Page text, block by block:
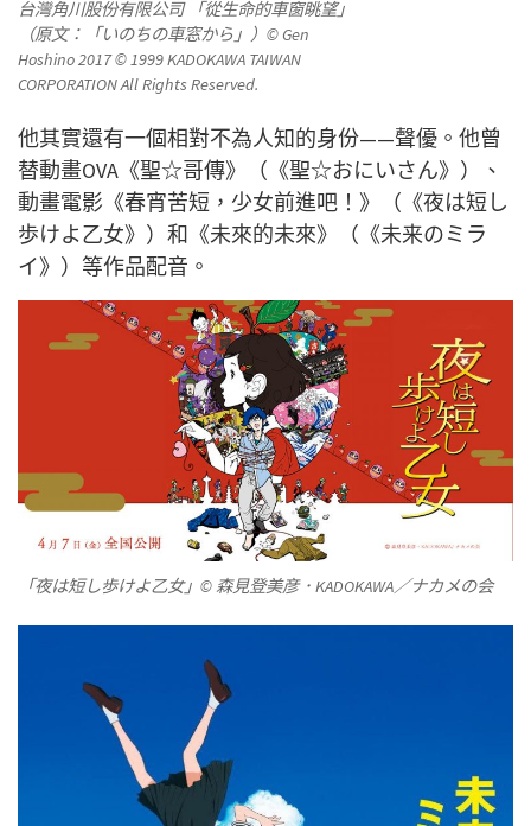
台灣角川股份有限公司 「從生命的車窗眺望」
（原文：「いのちの車窓から」）© Gen
Hoshino 2017 © 1999 KADOKAWA TAIWAN
CORPORATION All Rights Reserved.
他其實還有一個相對不為人知的身份——聲優。他曾
替動畫OVA《聖☆哥傳》（《聖☆おにいさん》）、
動畫電影《春宵苦短，少女前進吧！》（《夜は短し
歩けよ乙女》）和《未來的未來》（《未来のミラ
イ》）等作品配音。
「夜は短し歩けよ乙女」© 森見登美彦．KADOKAWA／ナカメの会